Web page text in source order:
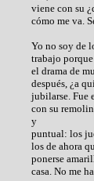
viene con su
cómo me va.
Yo no soy de
trabajo
el drama de
después, ¿a
jubilarse. Fue
con su
y
puntual: los
los de ahora
ponerse
casa. No me